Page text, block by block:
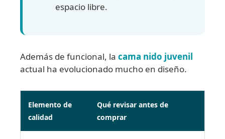
espacio libre.
Además de funcional, la cama nido juvenil
actual ha evolucionado mucho en diseño.
Elemento de
calidad
Qué revisar antes de
comprar